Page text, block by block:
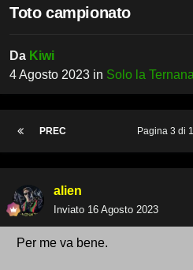
Toto campionato
Da Kiwi
4 Agosto 2023 in Solo la
PREC Pagina 3 di
alien
Inviato 16 Agosto 2023
Per me va bene.